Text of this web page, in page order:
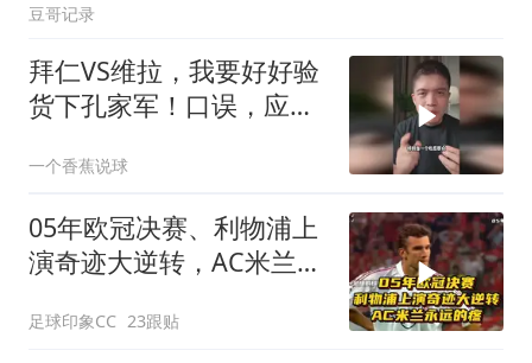
豆哥记录
拜仁VS维拉，我要好好验
货下孔家军！口误，应该
港
一个香蕉说球
05年欧冠决赛、利物浦上
演奇迹大逆转，AC米兰永
足球印象CC 23跟贴